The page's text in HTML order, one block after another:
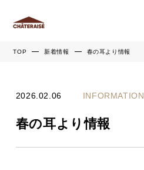
TOP 新着情報 春の耳より情報
2026.02.06 INFORMATION
春の耳より情報